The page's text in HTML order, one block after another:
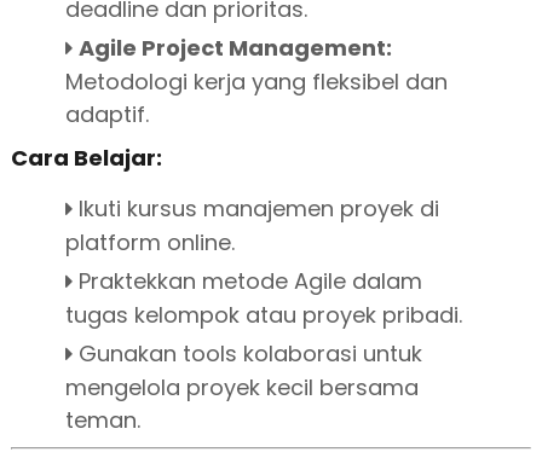
deadline dan prioritas.
Agile Project Management:
Metodologi kerja yang fleksibel dan
adaptif.
Cara Belajar:
Ikuti kursus manajemen proyek di
platform online.
Praktekkan metode Agile dalam
tugas kelompok atau proyek pribadi.
Gunakan tools kolaborasi untuk
mengelola proyek kecil bersama
teman.